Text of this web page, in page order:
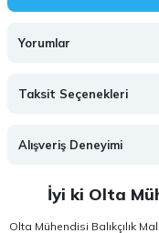
Yorumlar
Taksit Seçenekleri
Alışveriş Deneyimi
İyi ki Olta
Olta Mühendisi Balıkçılık